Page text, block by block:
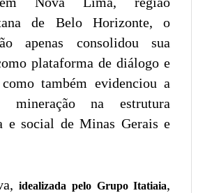
de Belo Horizonte, o
apenas consolidou sua
plataforma de diálogo e
também evidenciou a
mineração na estrutura
e social de Minas Gerais e
idealizada pelo Grupo Itatiaia,